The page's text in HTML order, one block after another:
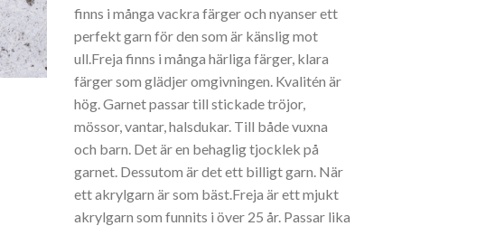
finns i många vackra färger och nyanser ett
perfekt garn för den som är känslig mot
ull.Freja finns i många härliga färger, klara
färger som glädjer omgivningen. Kvalitén är
hög. Garnet passar till stickade tröjor,
mössor, vantar, halsdukar. Till både vuxna
och barn. Det är en behaglig tjocklek på
garnet. Dessutom är det ett billigt garn. När
ett akrylgarn är som bäst.Freja är ett mjukt
akrylgarn som funnits i över 25 år. Passar lika